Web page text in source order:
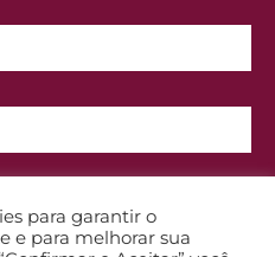
daPolítica de Privacidade
para garantir o
e para melhorar sua